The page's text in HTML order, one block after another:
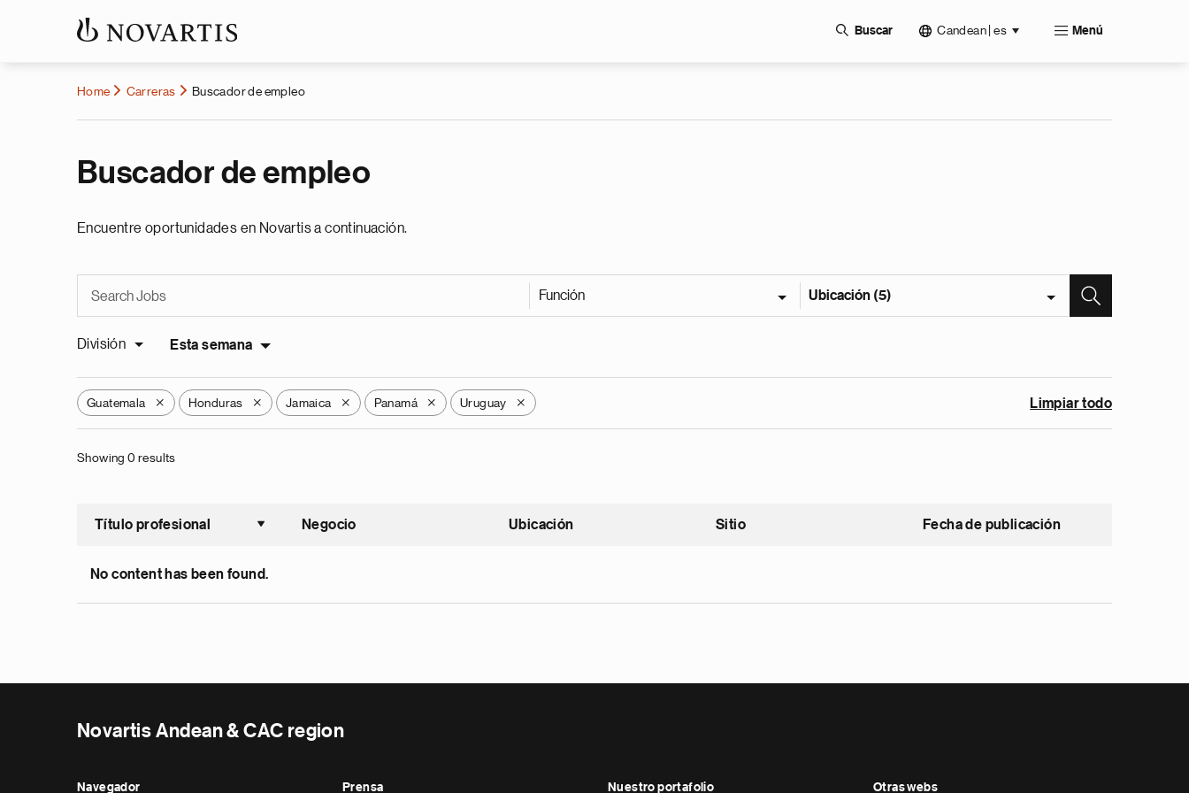
Buscar Candean | es Menú
Home Carreras Buscador de empleo
Buscador de empleo
Encuentre oportunidades en Novartis a continuación.
Función Ubicación (5)
División Esta semana
Guatemala X Honduras X Jamaica X Panamá X Uruguay X Limpiar todo
Showing 0 results
Título profesional
Ordenar ascendente
Negocio Ubicación Sitio Fecha de publicación
No content has been found.
Novartis Andean & CAC region
Navegador Prensa Nuestro portafolio Otras webs